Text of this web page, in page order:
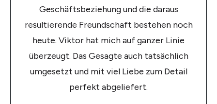
Geschäftsbeziehung und die daraus
resultierende Freundschaft bestehen noch
heute. Viktor hat mich auf ganzer Linie
überzeugt. Das Gesagte auch tatsächlich
umgesetzt und mit viel Liebe zum Detail
perfekt abgeliefert.